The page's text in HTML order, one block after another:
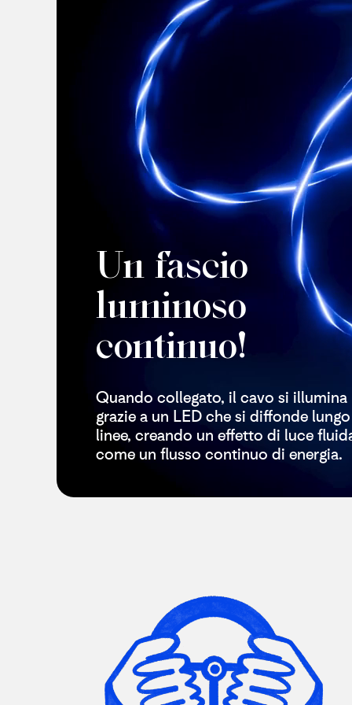
Un fascio
luminoso
continuo!
Quando collegato, il cavo si illumina
grazie a un LED che si diffonde
linee, creando un effetto di luce
come un flusso continuo di energia.